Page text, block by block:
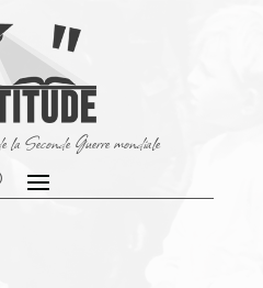
Seconde Guerre mondiale